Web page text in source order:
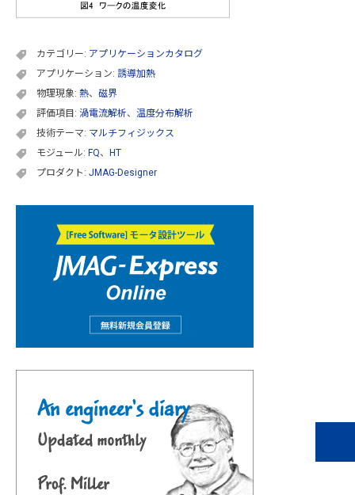
カテゴリー: アプリケーションカタログ
アプリケーション: 誘導加熱
物理現象: 熱、 磁界
評価項目: 渦電流解析、 温度分布解析
技術テーマ: マルチフィジックス
モジュール: FQ、
HT
プロダクト: JMAG-Designer